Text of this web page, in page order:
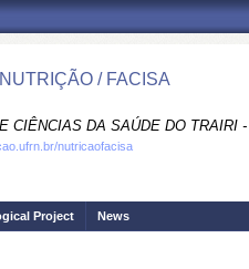
/ FACISA
CIÊNCIAS DA SAÚDE DO TRAIRI
nutricaofacisa
Project News